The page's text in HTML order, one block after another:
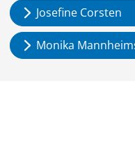
Josefine Corsten
Monika